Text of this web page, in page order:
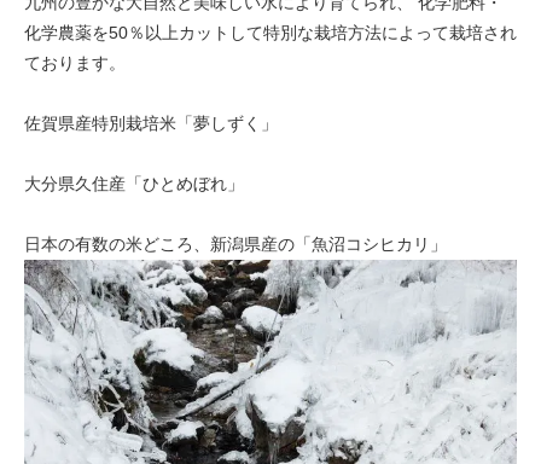
化学農薬を50％以上カットして特別な栽培方法によって栽培され
ております。
佐賀県産特別栽培米「夢しずく」
大分県久住産「ひとめぼれ」
日本の有数の米どころ、新潟県産の「魚沼コシヒカリ」